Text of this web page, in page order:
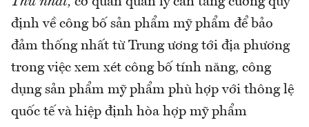
định về công bố sản phẩm mỹ phẩm để bảo
đảm thống nhất từ Trung ương tới địa phương
trong việc xem xét công bố tính năng, công
dụng sản phẩm mỹ phẩm phù hợp với thông lệ
quốc tế và hiệp định hòa hợp mỹ phẩm